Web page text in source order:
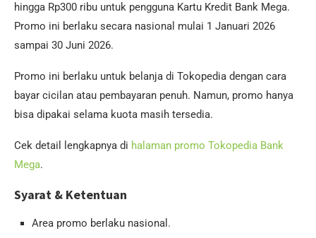
hingga Rp300 ribu untuk pengguna Kartu Kredit Bank Mega.
Promo ini berlaku secara nasional mulai 1 Januari 2026
sampai 30 Juni 2026.
Promo ini berlaku untuk belanja di Tokopedia dengan cara
bayar cicilan atau pembayaran penuh. Namun, promo hanya
bisa dipakai selama kuota masih tersedia.
Cek detail lengkapnya di halaman promo Tokopedia Bank
Mega.
Syarat & Ketentuan
Area promo berlaku nasional.